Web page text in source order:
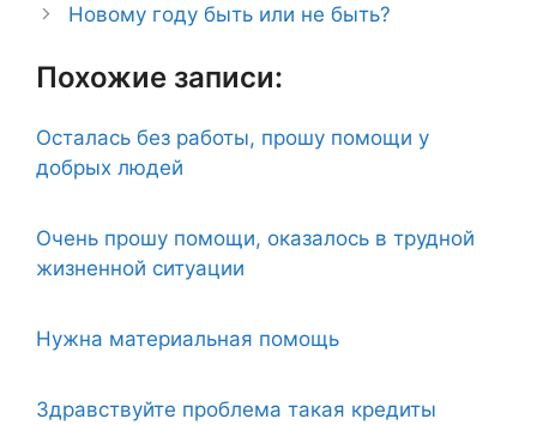
Новому году быть или не быть?
Похожие записи:
Осталась без работы, прошу помощи у
добрых людей
Очень прошу помощи, оказалось в трудной
жизненной ситуации
Нужна материальная помощь
Здравствуйте проблема такая кредиты